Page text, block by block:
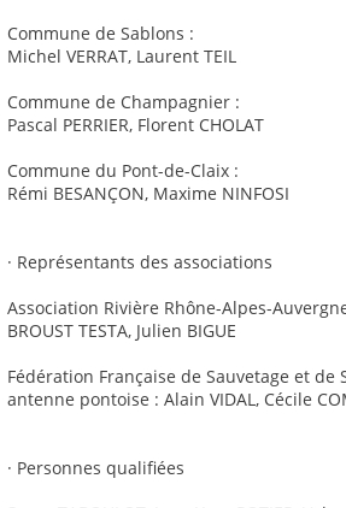
Commune de Sablons :
Michel VERRAT, Laurent TEIL
Commune de Champagnier :
Pascal PERRIER, Florent CHOLAT
Commune du Pont-de-Claix :
Rémi BESANÇON, Maxime NINFOSI
· Représentants des associations
Association Rivière Rhône-Alpes-
BROUST TESTA, Julien BIGUE
Fédération Française de Sauvetage et de
antenne pontoise : Alain VIDAL, Cécile
· Personnes qualifiées